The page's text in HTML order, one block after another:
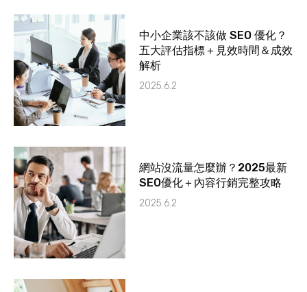
中小企業該不該做 SEO 優化？
五大評估指標＋見效時間＆成效
解析
2025.6.2
網站沒流量怎麼辦？2025最新
SEO優化＋內容行銷完整攻略
2025.6.2